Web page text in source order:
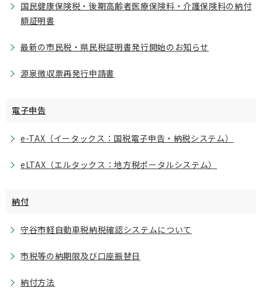
国民健康保険税・後期高齢者医療保険料・介護保険料の納付
額証明書
最新の市民税・県民税証明書発行開始のお知らせ
源泉徴収票再発行申請書
電子申告
e-TAX（イータックス：国税電子申告・納税システム）
eLTAX（エルタックス：地方税ポータルシステム）
納付
守谷市軽自動車税納税確認システムについて
市税等の納期限及び口座振替日
納付方法